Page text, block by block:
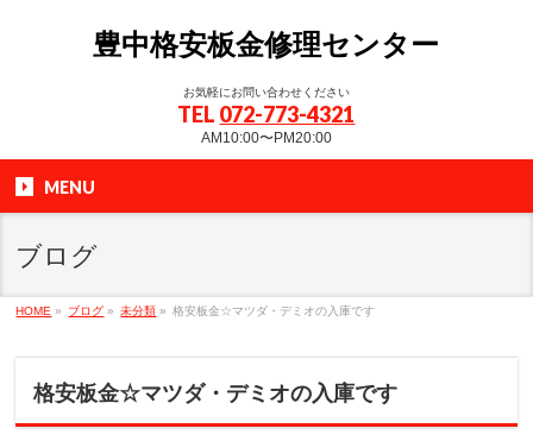
豊中格安板金修理センター
お気軽にお問い合わせください
TEL 072-773-4321
AM10:00〜PM20:00
MENU
ブログ
HOME » ブログ » 未分類 » 格安板金☆マツダ・デミオの入庫です
格安板金☆マツダ・デミオの入庫です